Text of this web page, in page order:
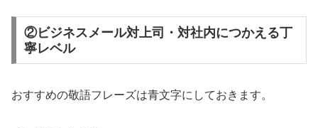
②ビジネスメール対上司・対社内につかえる丁
寧レベル
おすすめの敬語フレーズは青文字にしておきます。